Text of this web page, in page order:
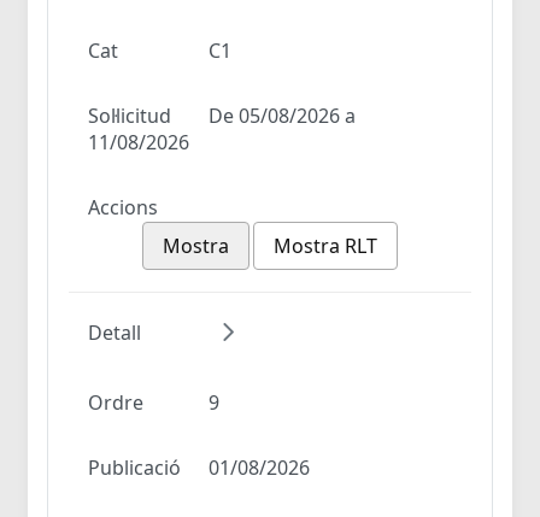
Cat C1
Sol·licitud
De 05/08/2026 a
11/08/2026
Accions
Mostra
Mostra RLT
Detall
Ordre 9
Publicació 01/08/2026